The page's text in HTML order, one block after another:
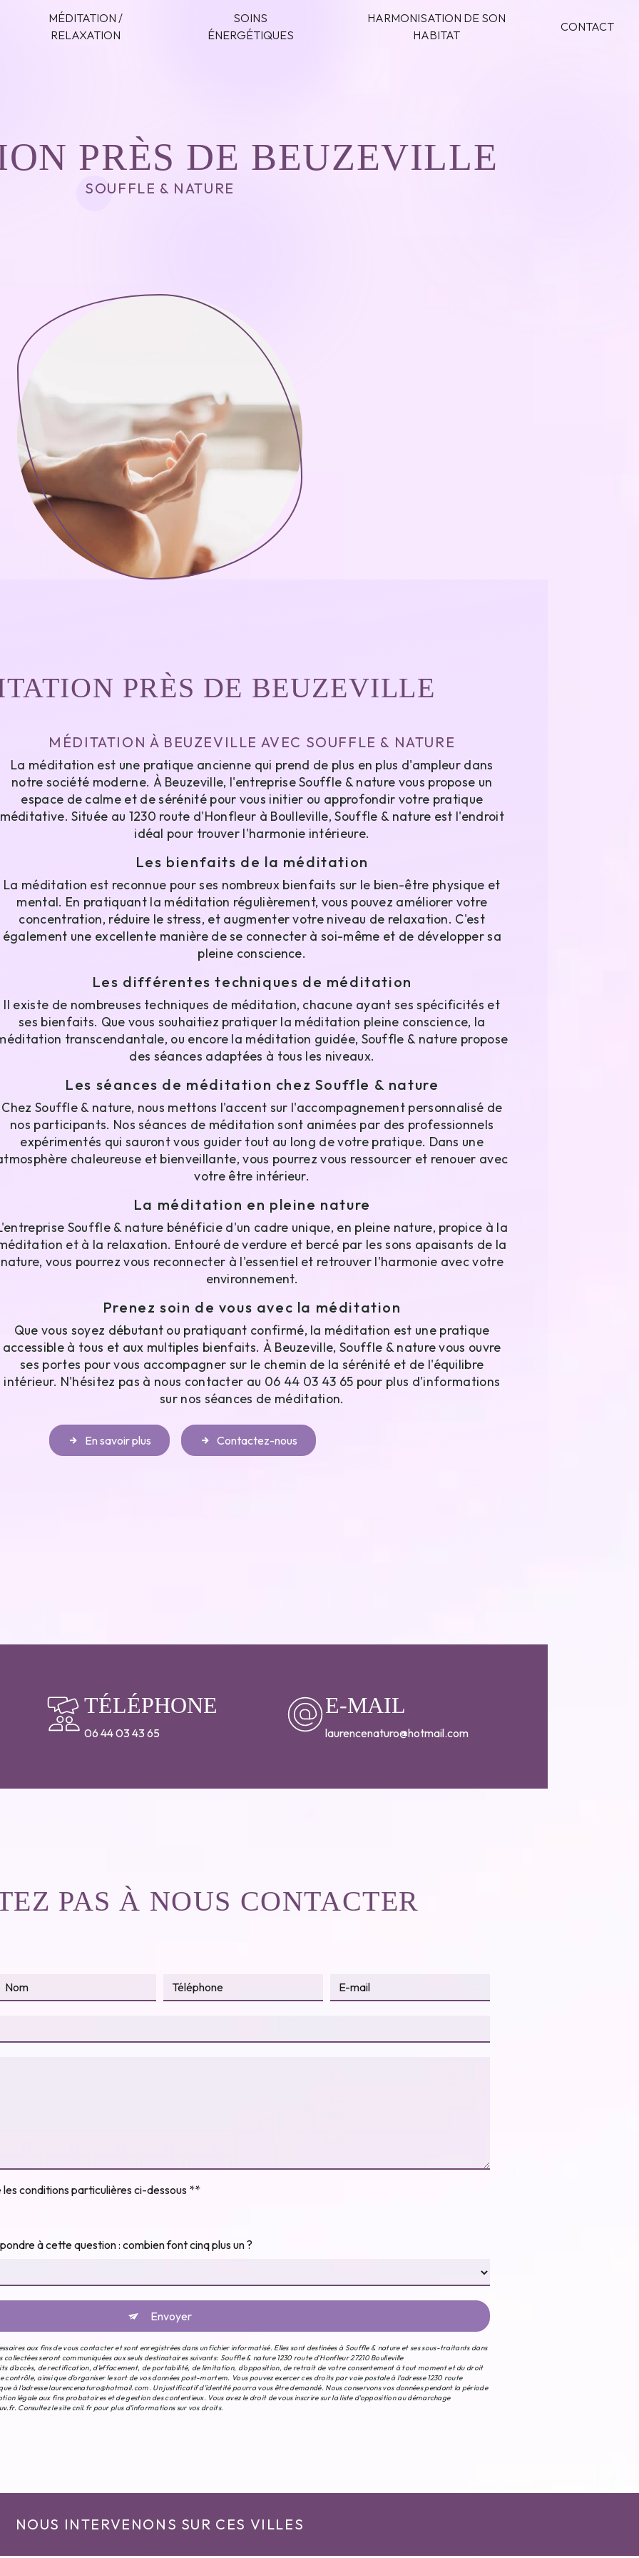
MÉDITATION /
RELAXATION
SOINS
ÉNERGÉTIQUES
HARMONISATION DE SON
HABITAT
CONTACT
PRÈS DE BEUZEVILLE
SOUFFLE & NATURE
PRÈS DE BEUZEVILLE
MÉDITATION À BEUZEVILLE AVEC SOUFFLE & NATURE
La méditation est une pratique ancienne qui prend de plus en plus d'ampleur dans
notre société moderne. À Beuzeville, l'entreprise Souffle & nature vous propose un
espace de calme et de sérénité pour vous initier ou approfondir votre pratique
méditative. Située au 1230 route d'Honfleur à Boulleville, Souffle & nature est l'endroit
idéal pour trouver l'harmonie intérieure.
Les bienfaits de la méditation
La méditation est reconnue pour ses nombreux bienfaits sur le bien-être physique et
mental. En pratiquant la méditation régulièrement, vous pouvez améliorer votre
concentration, réduire le stress, et augmenter votre niveau de relaxation. C'est
également une excellente manière de se connecter à soi-même et de développer sa
pleine conscience.
Les différentes techniques de méditation
Il existe de nombreuses techniques de méditation, chacune ayant ses spécificités et
ses bienfaits. Que vous souhaitiez pratiquer la méditation pleine conscience, la
transcendantale, ou encore la méditation guidée, Souffle & nature propose
des séances adaptées à tous les niveaux.
Les séances de méditation chez Souffle & nature
Chez Souffle & nature, nous mettons l'accent sur l'accompagnement personnalisé de
nos participants. Nos séances de méditation sont animées par des professionnels
expérimentés qui sauront vous guider tout au long de votre pratique. Dans une
chaleureuse et bienveillante, vous pourrez vous ressourcer et renouer avec
votre être intérieur.
La méditation en pleine nature
Souffle & nature bénéficie d'un cadre unique, en pleine nature, propice à la
et à la relaxation. Entouré de verdure et bercé par les sons apaisants de la
nature, vous pourrez vous reconnecter à l'essentiel et retrouver l'harmonie avec votre
environnement.
Prenez soin de vous avec la méditation
Que vous soyez débutant ou pratiquant confirmé, la méditation est une pratique
accessible à tous et aux multiples bienfaits. À Beuzeville, Souffle & nature vous ouvre
ses portes pour vous accompagner sur le chemin de la sérénité et de l'équilibre
intérieur. N'hésitez pas à nous contacter au 06 44 03 43 65 pour plus d'informations
sur nos séances de méditation.
En savoir plus Contactez-nous
TÉLÉPHONE
06 44 03 43 65
E-MAIL
laurencenaturo@hotmail.com
PAS À NOUS CONTACTER
conditions particulières ci-dessous **
à cette question : combien font cinq plus un ?
Envoyer
aux fins de vous contacter et sont enregistrées dans un fichier informatisé. Elles sont destinées à Souffle & nature et ses sous-traitants dans
seront communiquées aux seuls destinataires suivants: Souffle & nature 1230 route d'Honfleur 27210 Boulleville
d’accès, de rectification, d’effacement, de portabilité, de limitation, d’opposition, de retrait de votre consentement à tout moment et du droit
contrôle, ainsi que d’organiser le sort de vos données post-mortem. Vous pouvez exercer ces droits par voie postale à l'adresse 1230 route
à l'adresse laurencenaturo@hotmail.com. Un justificatif d'identité pourra vous être demandé. Nous conservons vos données pendant la période
légale aux fins probatoires et de gestion des contentieux. Vous avez le droit de vous inscrire sur la liste d'opposition au démarchage
. Consultez le site cnil.fr pour plus d’informations sur vos droits.
NOUS INTERVENONS SUR CES VILLES